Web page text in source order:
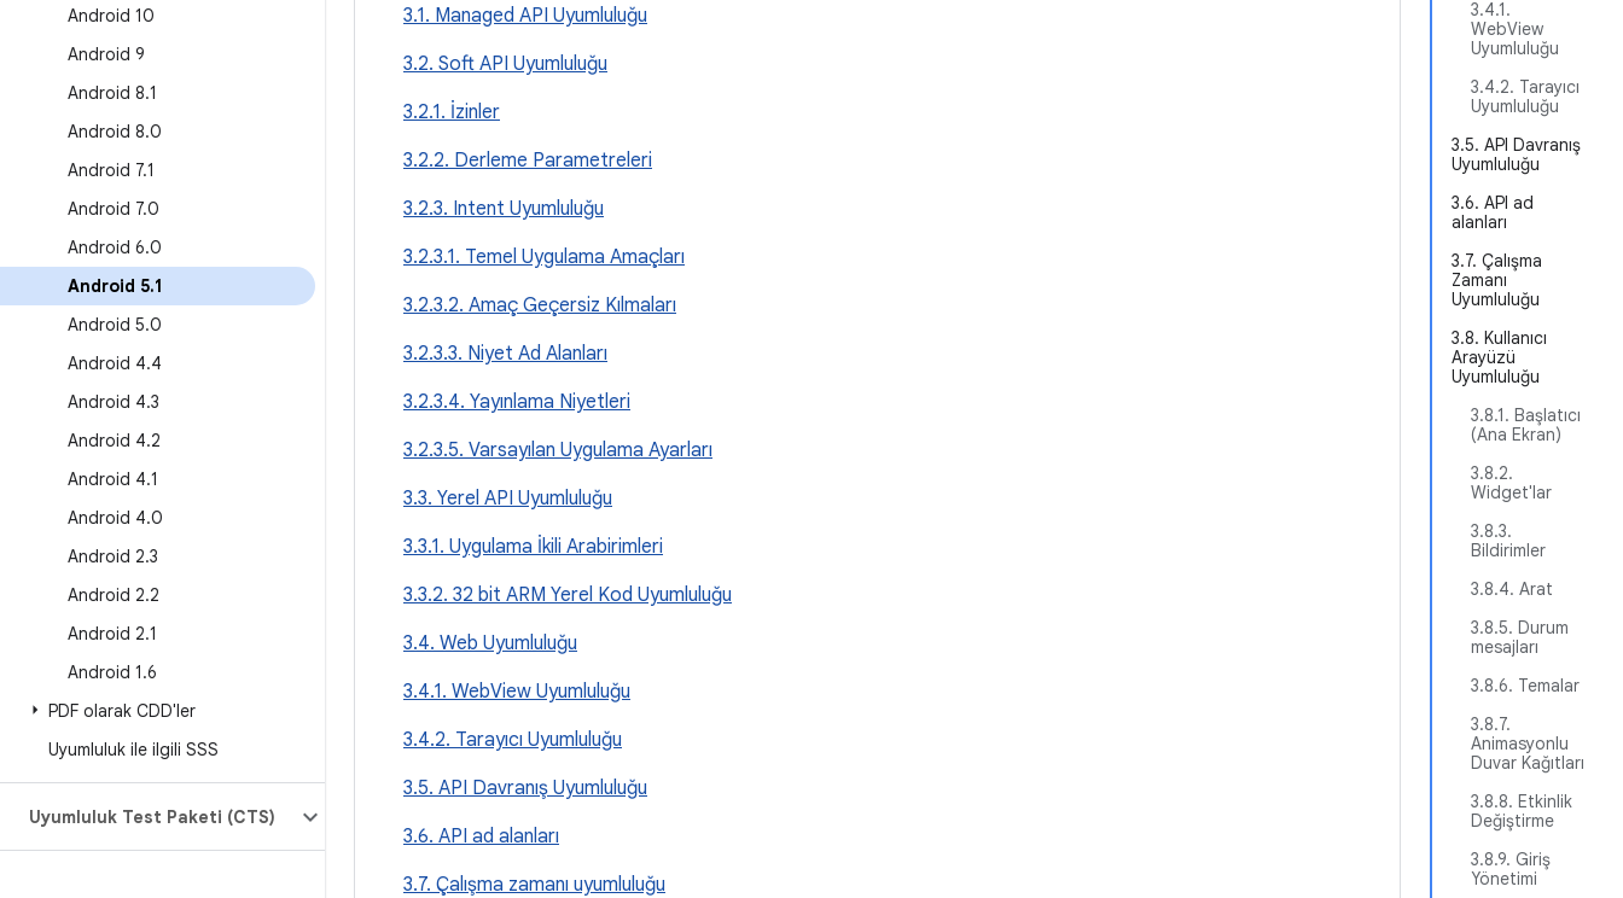
Android 10
Android 9
Android 8.1
Android 8.0
Android 7.1
Android 7.0
Android 6.0
Android 5.1
Android 5.0
Android 4.4
Android 4.3
Android 4.2
Android 4.1
Android 4.0
Android 2.3
Android 2.2
Android 2.1
Android 1.6
PDF olarak CDD'ler
Uyumluluk ile ilgili SSS
Uyumluluk Test Paketi (CTS)
3.4.1.
WebView
Uyumluluğu
3.4.2. Tarayıcı
Uyumluluğu
3.5. API Davranış
Uyumluluğu
3.6. API ad
alanları
3.7. Çalışma
Zamanı
Uyumluluğu
3.8. Kullanıcı
Arayüzü
Uyumluluğu
3.8.1. Başlatıcı
(Ana Ekran)
3.8.2.
Widget'lar
3.8.3.
Bildirimler
3.8.4. Arat
3.8.5. Durum
mesajları
3.8.6. Temalar
3.8.7.
Animasyonlu
Duvar Kağıtları
3.8.8. Etkinlik
Değiştirme
3.8.9. Giriş
Yönetimi
3.1. Managed API Uyumluluğu
3.2. Soft API Uyumluluğu
3.2.1. İzinler
3.2.2. Derleme Parametreleri
3.2.3. Intent Uyumluluğu
3.2.3.1. Temel Uygulama Amaçları
3.2.3.2. Amaç Geçersiz Kılmaları
3.2.3.3. Niyet Ad Alanları
3.2.3.4. Yayınlama Niyetleri
3.2.3.5. Varsayılan Uygulama Ayarları
3.3. Yerel API Uyumluluğu
3.3.1. Uygulama İkili Arabirimleri
3.3.2. 32 bit ARM Yerel Kod Uyumluluğu
3.4. Web Uyumluluğu
3.4.1. WebView Uyumluluğu
3.4.2. Tarayıcı Uyumluluğu
3.5. API Davranış Uyumluluğu
3.6. API ad alanları
3.7. Çalışma zamanı uyumluluğu